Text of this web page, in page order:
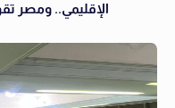
الإقليمي.. ومصر